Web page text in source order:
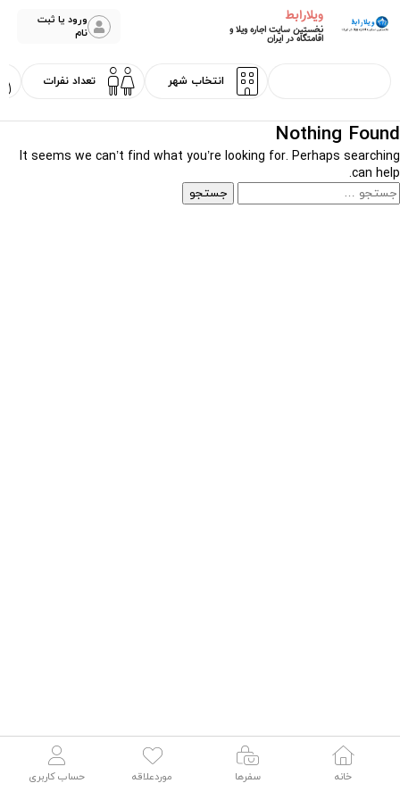
ویلارابط
نخستین سایت اجاره ویلا و
اقامتگاه در ایران
ورود یا ثبت
نام
Nothing Found
It seems we can’t find what you’re looking for. Perhaps searching
can help.
خانه سفرها موردعلاقه حساب کاربری